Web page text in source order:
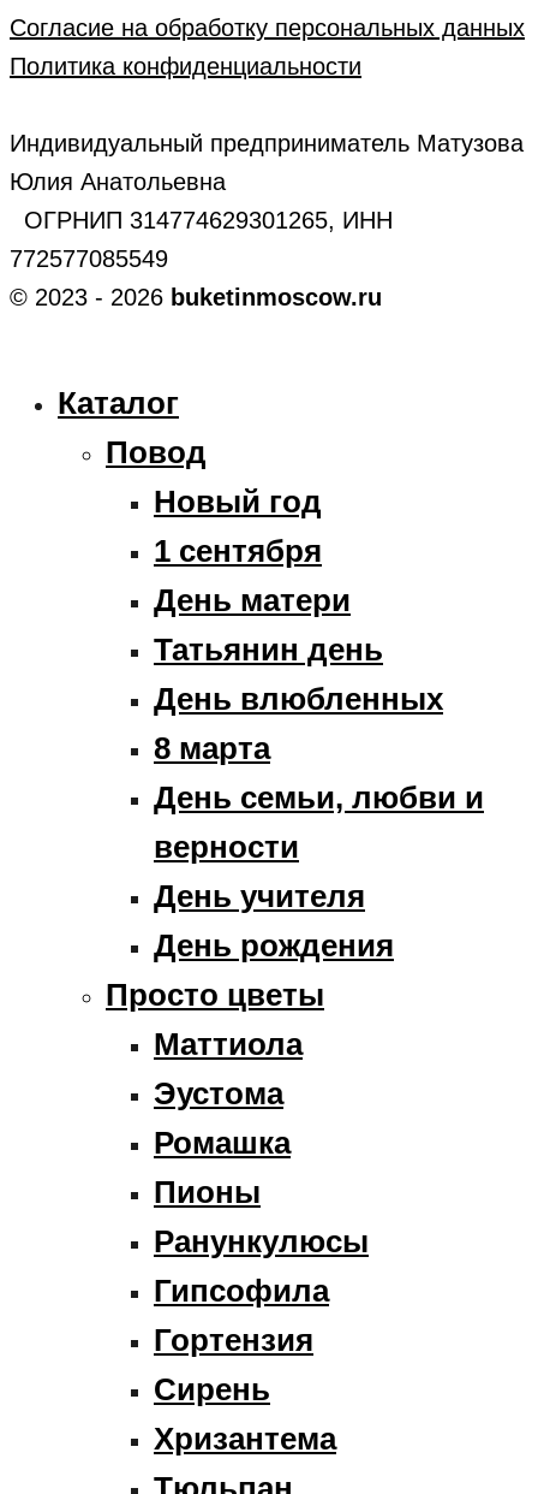
Согласие на обработку персональных данных
Политика конфиденциальности
Индивидуальный предприниматель Матузова
Юлия Анатольевна
ОГРНИП 314774629301265, ИНН
772577085549
© 2023 - 2026 buketinmoscow.ru
Каталог
Повод
Новый год
1 сентября
День матери
Татьянин день
День влюбленных
8 марта
День семьи, любви и
верности
День учителя
День рождения
Просто цветы
Маттиола
Эустома
Ромашка
Пионы
Ранункулюсы
Гипсофила
Гортензия
Сирень
Хризантема